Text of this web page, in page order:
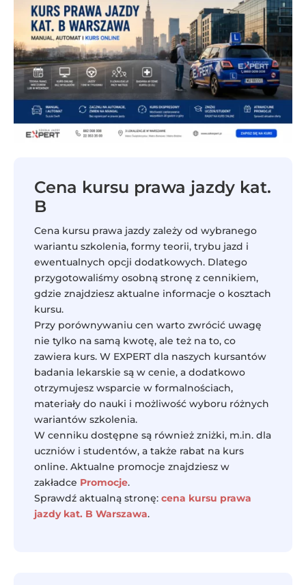
Cena kursu prawa jazdy kat.
B
Cena kursu prawa jazdy zależy od wybranego
wariantu szkolenia, formy teorii, trybu jazd i
ewentualnych opcji dodatkowych. Dlatego
przygotowaliśmy osobną stronę z cennikiem,
gdzie znajdziesz aktualne informacje o kosztach
kursu.
Przy porównywaniu cen warto zwrócić uwagę
nie tylko na samą kwotę, ale też na to, co
zawiera kurs. W EXPERT dla naszych kursantów
badania lekarskie są w cenie, a dodatkowo
otrzymujesz wsparcie w formalnościach,
materiały do nauki i możliwość wyboru różnych
wariantów szkolenia.
W cenniku dostępne są również zniżki, m.in. dla
uczniów i studentów, a także rabat na kurs
online. Aktualne promocje znajdziesz w
zakładce Promocje.
Sprawdź aktualną stronę: cena kursu prawa
jazdy kat. B Warszawa.